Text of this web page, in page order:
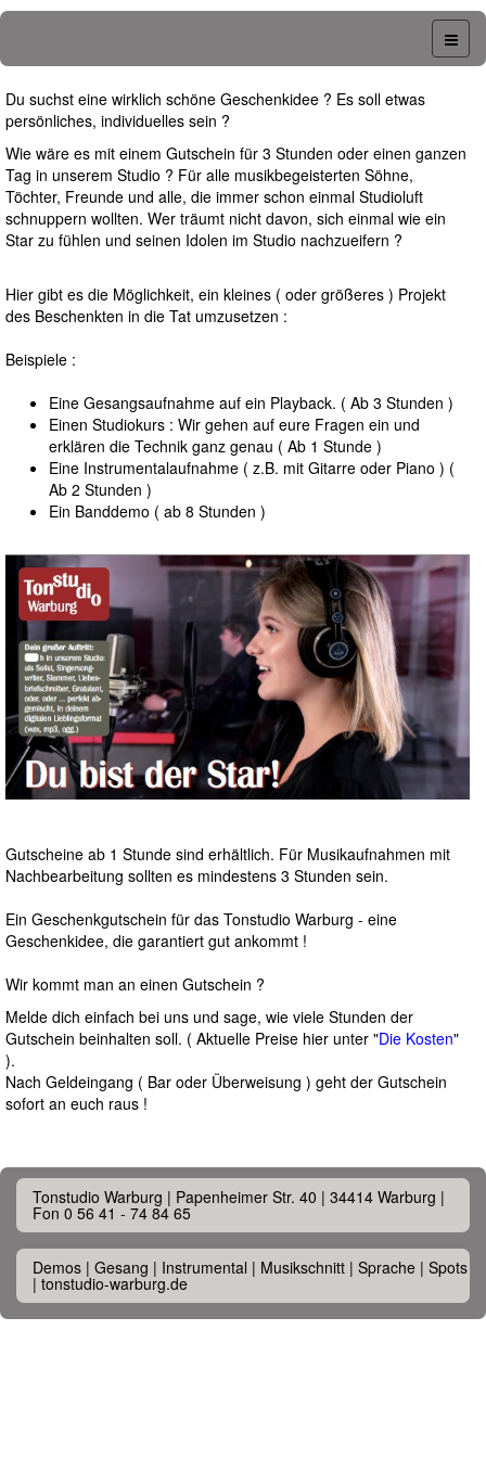
Du suchst eine wirklich schöne Geschenkidee ? Es soll etwas
persönliches, individuelles sein ?
Wie wäre es mit einem Gutschein für 3 Stunden oder einen ganzen
Tag in unserem Studio ? Für alle musikbegeisterten Söhne,
Töchter, Freunde und alle, die immer schon einmal Studioluft
schnuppern wollten. Wer träumt nicht davon, sich einmal wie ein
Star zu fühlen und seinen Idolen im Studio nachzueifern ?
Hier gibt es die Möglichkeit, ein kleines ( oder größeres ) Projekt
des Beschenkten in die Tat umzusetzen :
Beispiele :
Eine Gesangsaufnahme auf ein Playback. ( Ab 3 Stunden )
Einen Studiokurs : Wir gehen auf eure Fragen ein und
erklären die Technik ganz genau ( Ab 1 Stunde )
Eine Instrumentalaufnahme ( z.B. mit Gitarre oder Piano ) (
Ab 2 Stunden )
Ein Banddemo ( ab 8 Stunden )
Gutscheine ab 1 Stunde sind erhältlich. Für Musikaufnahmen mit
Nachbearbeitung sollten es mindestens 3 Stunden sein.
Ein Geschenkgutschein für das Tonstudio Warburg - eine
Geschenkidee, die garantiert gut ankommt !
Wir kommt man an einen Gutschein ?
Melde dich einfach bei uns und sage, wie viele Stunden der
Gutschein beinhalten soll. ( Aktuelle Preise hier unter "Die Kosten"
).
Nach Geldeingang ( Bar oder Überweisung ) geht der Gutschein
sofort an euch raus !
Tonstudio Warburg | Papenheimer Str. 40 | 34414 Warburg |
Fon 0 56 41 - 74 84 65
Demos | Gesang | Instrumental | Musikschnitt | Sprache | Spots
| tonstudio-warburg.de